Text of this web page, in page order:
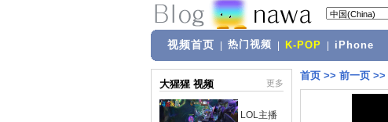
视频首页 热门视频 K-POP iPhone
大猩猩 视频 更多
LOL主播
首页 >> 前一页 >>